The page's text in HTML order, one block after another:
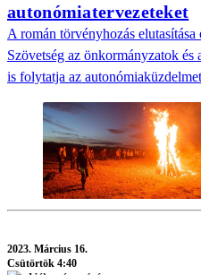
autonómiatervezeteket
A román törvényhozás
Szövetség az önkormányzatok és
is folytatja az
2023. Március 16.
Csütörtök 4:40